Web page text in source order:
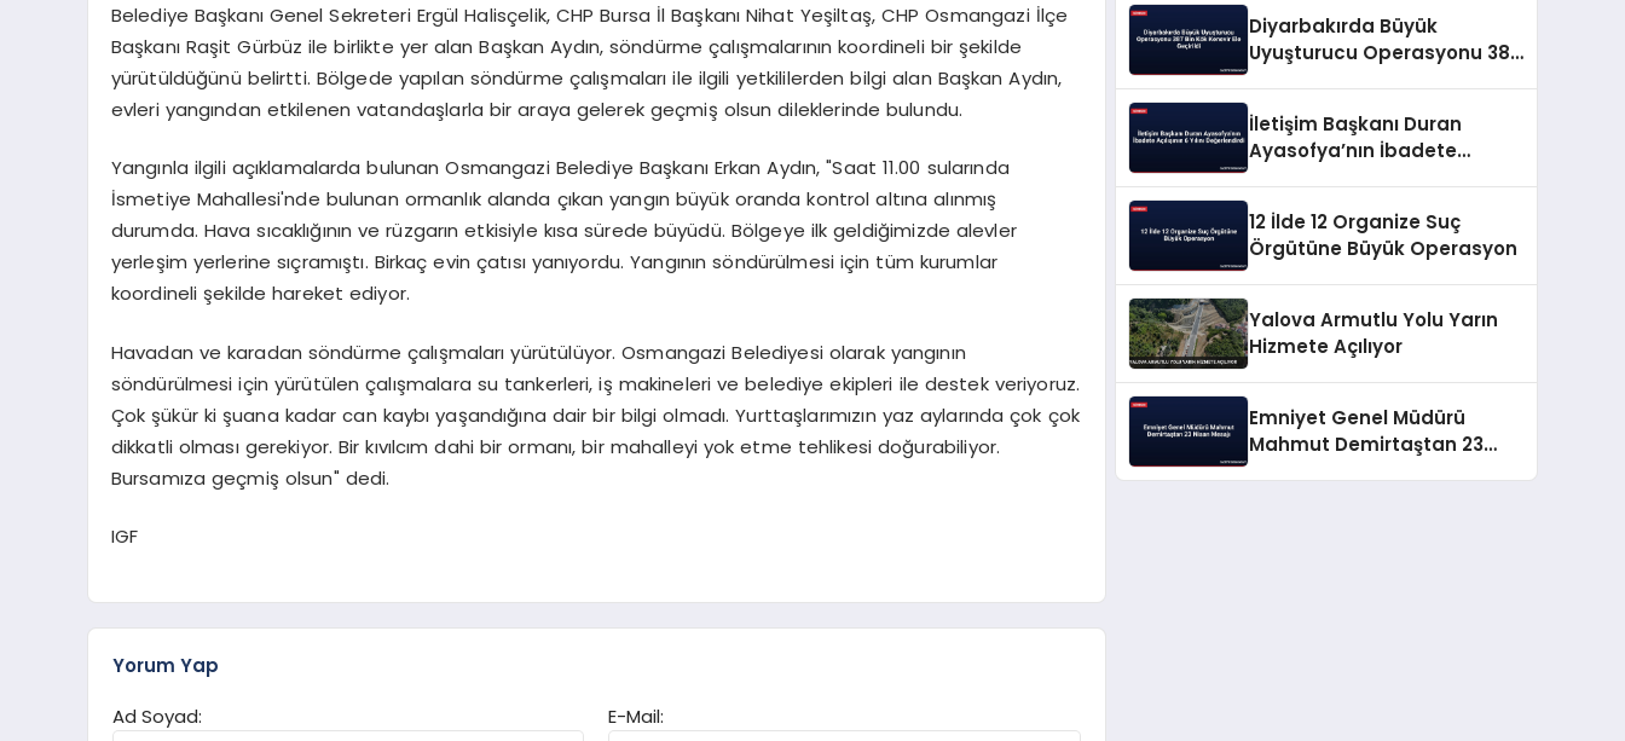
Belediye Başkanı Genel Sekreteri Ergül Halisçelik, CHP Bursa İl Başkanı Nihat Yeşiltaş, CHP Osmangazi İlçe
Başkanı Raşit Gürbüz ile birlikte yer alan Başkan Aydın, söndürme çalışmalarının koordineli bir şekilde
yürütüldüğünü belirtti. Bölgede yapılan söndürme çalışmaları ile ilgili yetkililerden bilgi alan Başkan Aydın,
evleri yangından etkilenen vatandaşlarla bir araya gelerek geçmiş olsun dileklerinde bulundu.
Yangınla ilgili açıklamalarda bulunan Osmangazi Belediye Başkanı Erkan Aydın, "Saat 11.00 sularında
İsmetiye Mahallesi'nde bulunan ormanlık alanda çıkan yangın büyük oranda kontrol altına alınmış
durumda. Hava sıcaklığının ve rüzgarın etkisiyle kısa sürede büyüdü. Bölgeye ilk geldiğimizde alevler
yerleşim yerlerine sıçramıştı. Birkaç evin çatısı yanıyordu. Yangının söndürülmesi için tüm kurumlar
koordineli şekilde hareket ediyor.
Havadan ve karadan söndürme çalışmaları yürütülüyor. Osmangazi Belediyesi olarak yangının
söndürülmesi için yürütülen çalışmalara su tankerleri, iş makineleri ve belediye ekipleri ile destek veriyoruz.
Çok şükür ki şuana kadar can kaybı yaşandığına dair bir bilgi olmadı. Yurttaşlarımızın yaz aylarında çok çok
dikkatli olması gerekiyor. Bir kıvılcım dahi bir ormanı, bir mahalleyi yok etme tehlikesi doğurabiliyor.
Bursamıza geçmiş olsun" dedi.
IGF
Yorum Yap
Ad Soyad:
E-Mail:
Diyarbakırda Büyük
Uyuşturucu Operasyonu 387
İletişim Başkanı Duran
Ayasofya’nın İbadete
12 İlde 12 Organize Suç
Örgütüne Büyük Operasyon
Yalova Armutlu Yolu Yarın
Hizmete Açılıyor
Emniyet Genel Müdürü
Mahmut Demirtaştan 23